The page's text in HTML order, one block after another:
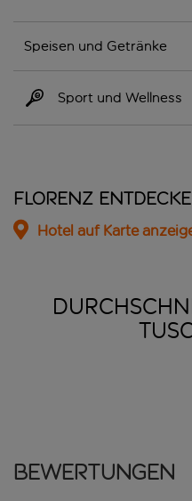
Speisen und Getränke
Sport und Wellness
Florenz
Hotel auf Karte
Bewertungen